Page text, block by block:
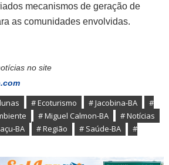
mecanismos de geração de
as comunidades envolvidas.
no site
# Ecoturismo # Jacobina-BA
#
# Miguel Calmon-BA
# Notícias
BA # Região # Saúde-BA
#